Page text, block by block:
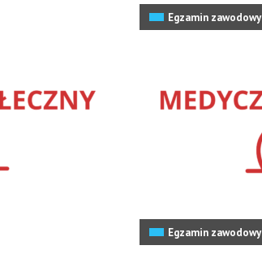
Egzamin zawodowy
Egzamin zawodowy